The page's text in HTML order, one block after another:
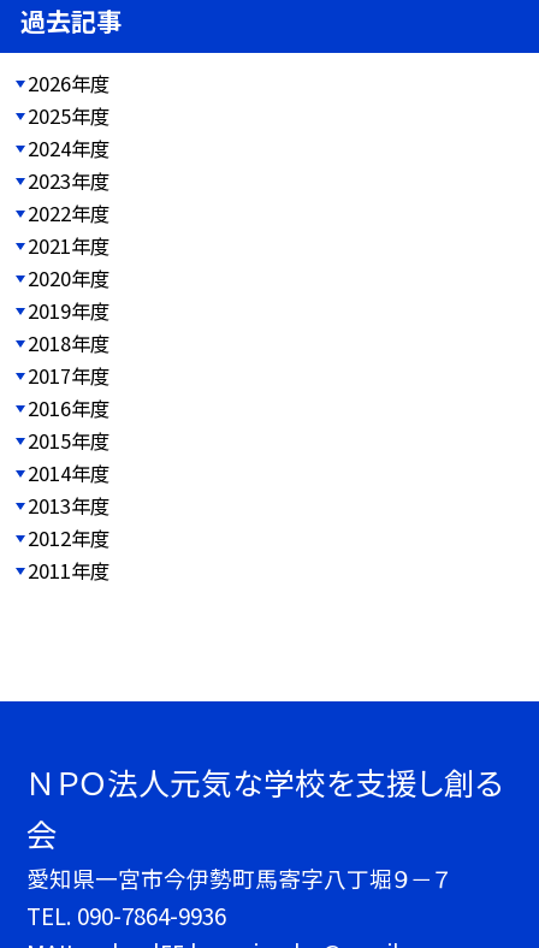
過去記事
2026年度
2025年度
2024年度
2023年度
2022年度
2021年度
2020年度
2019年度
2018年度
2017年度
2016年度
2015年度
2014年度
2013年度
2012年度
2011年度
ＮＰＯ法人元気な学校を支援し創る
会
愛知県一宮市今伊勢町馬寄字八丁堀９－７
TEL. 090-7864-9936